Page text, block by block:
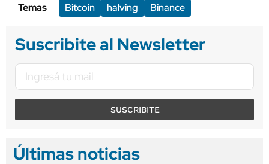
Temas
Bitcoin halving Binance
Suscribite al Newsletter
SUSCRIBITE
Últimas noticias